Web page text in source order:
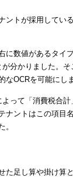
ントが採用してい
に数値があるタイ
分かりました。そ
OCRを可能にし
って「消費税合計
ナントはこの項目
。
た足し算や掛け算